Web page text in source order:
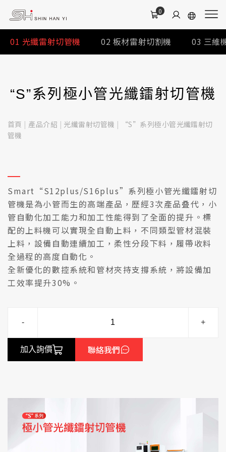
0
01 光纖雷射切管機 02 板材雷射切割機 03 三維
“S”系列極小管光纖鐳射切管機
首頁 | 產品介紹 | 光纖雷射切管機 |
“S”系列極小管光纖鐳射切
管機
Smart“S12plus/S16plus”系列極小管光纖鐳射切
管機是為小管而生的高端產品，歷經3次產品叠代，小
管自動化加工能力和加工性能得到了全面的提升。標
配的上料機可以實現全自動上料，不同類型管材混裝
上料，設備自動連續加工，柔性分段下料，履帶收料
全過程的高度自動化。
全新優化的數控系統和管材夾持支撐系統，將設備加
工效率提升30%。
- +
加入詢價 聯絡我們